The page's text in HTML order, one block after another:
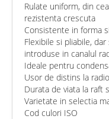
Rulate uniform, din
rezistenta crescuta
Consistente in forma
Flexibile si pliabile,
introduse in canalul
Ideale pentru
Usor de distins la
Durata de viata la raft
Varietate in selectia
Cod culori ISO